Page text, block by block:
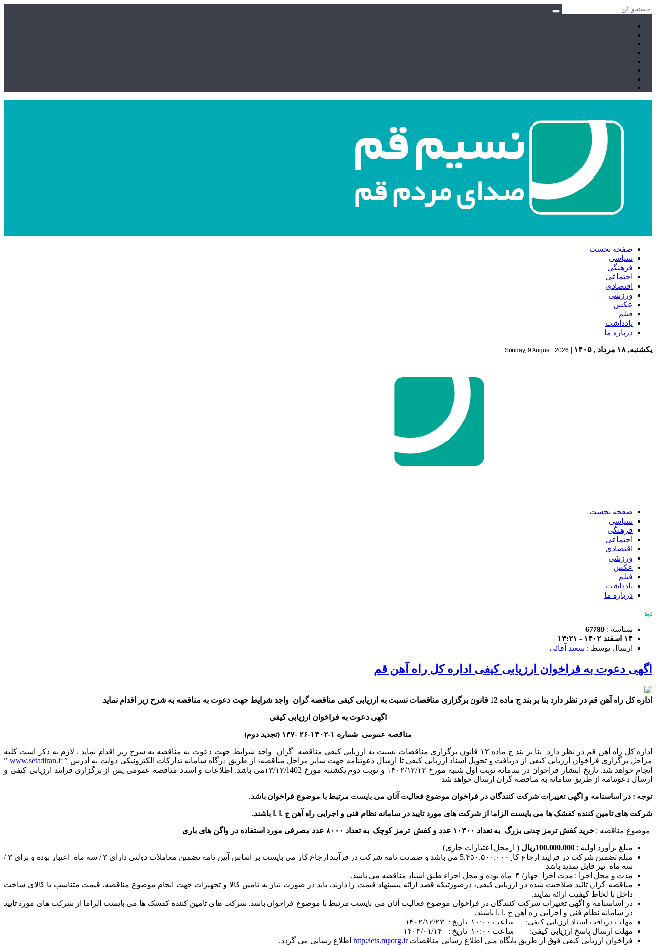
صفحه نخست
سیاسی
فرهنگی
اجتماعی
اقتصادی
ورزشی
عکس
فیلم
یادداشت
درباره ما
یکشنبه, ۱۸ مرداد , ۱۴۰۵ |
Sunday, 9 August , 2026
صفحه نخست
سیاسی
فرهنگی
اجتماعی
اقتصادی
ورزشی
عکس
فیلم
یادداشت
درباره ما
پ
شناسه : 67789
۱۴ اسفند ۱۴۰۲ - ۱۳:۲۱
ارسال توسط : سعید آقائی
اگهی دعوت به فراخوان ارزیابی کیفی اداره کل راه آهن قم
اداره کل راه آهن قم در نظر دارد بنا بر بند ج ماده 12 قانون برگزاری مناقصات نسبت به ارزیابی کیفی مناقصه گران واجد شرایط جهت دعوت به مناقصه به شرح زیر اقدام نماید.
اگهی دعوت به فراخوان ارزیابی کیفی
مناقصه عمومی شماره ۱-۱۴۰۲-۲۶ -۱۳۷ (تجدید دوم)
اداره کل راه آهن قم در نظر دارد بنا بر بند ج ماده ۱۲ قانون برگزاری مناقصات نسبت به ارزیابی کیفی مناقصه گران واجد شرایط جهت دعوت به مناقصه به شرح زیر اقدام نماید . لازم به ذکر است کلیه
مراحل برگزاری فراخوان ارزیابی کیفی از دریافت و تحویل اسناد ارزیابی کیفی تا ارسال دعوتنامه جهت سایر مراحل مناقصه، از طریق درگاه سامانه تدارکات الکترونیکی دولت به آدرس ”www.setadiran.ir
”
انجام خواهد شد. تاریخ انتشار فراخوان در سامانه نوبت اول شنبه مورخ ۱۴۰۲/۱۲/۱۲ و نوبت دوم یکشنبه مورخ ۱۳/۱۲/1402می باشد. اطلاعات و اسناد مناقصه عمومی پس از برگزاری فرایند ارزیابی کیفی و
ارسال دعوتنامه از طریق سامانه به مناقصه گران ارسال خواهد شد
توجه : در اساسنامه و اگهی تغییرات شرکت کنندگان در فراخوان موضوع فعالیت آنان می بایست مرتبط با موضوع فراخوان باشد.
شرکت های تامین کننده کفشک ها می بایست الزاما از شرکت های مورد تایید در سامانه نظام فنی و اجرایی راه آهن ج .ا .ا باشند.
موضوع مناقصه : خرید کفش ترمز چدنی بزرگ به تعداد ۱۰۳۰۰ عدد و کفش ترمز کوچک به تعداد ۸۰۰۰ عدد مصرفی مورد استفاده در واگن های باری
مبلغ برآورد اولیه : 100.000.000ریال ( ازمحل اعتبارات جاری)
مبلغ تضمین شرکت در فرایند ارجاع کار5.۴۵۰.۵۰۰.۰۰۰ می باشد و ضمانت نامه شرکت در فرآیند ارجاع کار می بایست بر اساس آیین نامه تضمین معاملات دولتی دارای ۳ / سه ماه اعتبار بوده و برای ۳ /
سه ماه نیز قابل تمدید باشد
مدت و محل اجرا : مدت اجرا چهار/ ۴ ماه بوده و محل اجراء طبق اسناد مناقصه می باشد.
مناقصه گران تائید صلاحیت شده در ارزیابی کیفی، درصورتیکه قصد ارائه پیشنهاد قیمت را دارند، باید در صورت نیاز به تامین کالا و تجهیزات جهت انجام موضوع مناقصه، قیمت متناسب با کالای ساخت
داخل با لحاظ کیفیت ارائه نمایند.
در اساسنامه و اگهی تغییرات شرکت کنندگان در فراخوان موضوع فعالیت آنان می بایست مرتبط با موضوع فراخوان باشد. شرکت های تامین کننده کفشک ها می بایست الزاما از شرکت های مورد تایید
در سامانه نظام فنی و اجرایی راه آهن ج .ا .ا باشند.
مهلت دریافت اسناد ارزیابی کیفی: ساعت ۱۰:۰۰ تاریخ : ۱۴۰۲/۱۲/۲۳
مهلت ارسال پاسخ ارزیابی کیفی: ساعت ۱۰:۰۰ تاریخ : ۱۴۰۳/۰۱/۱۴
فراخوان ارزیابی کیفی فوق از طریق پایگاه ملی اطلاع رسانی مناقصاتhttp:/iets.mporg.ir اطلاع رسانی می گردد.